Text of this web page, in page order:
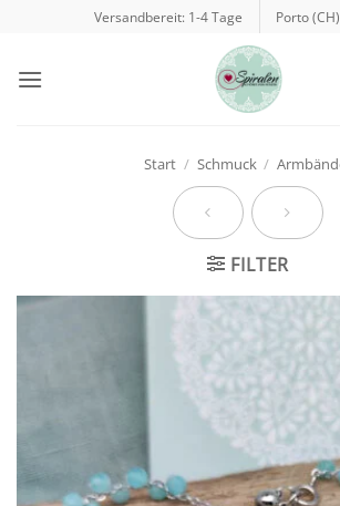
springen
Versandbereit: 1-4 Tage Porto
Start / Schmuck /
FILTER